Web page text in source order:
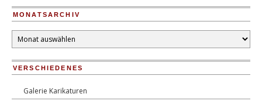
MONATSARCHIV
Monatsarchiv
VERSCHIEDENES
Galerie Karikaturen